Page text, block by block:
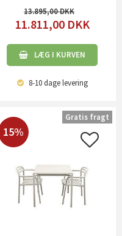
13.895,00
11.811,00 DKK
LÆG I KURVEN
8-10 dagelevering
15%
Gratis fragt